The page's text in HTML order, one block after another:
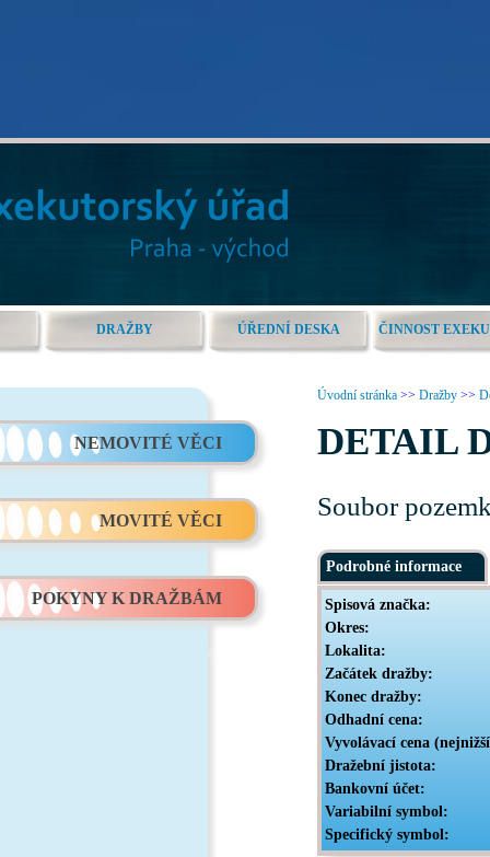
DRAŽBY ÚŘEDNÍ DESKA ČINNOST
NEMOVITÉ VĚCI
MOVITÉ VĚCI
POKYNY K DRAŽBÁM
Úvodní stránka >> Dražby >>
DETAIL
Soubor
Podrobné informace
Spisová značka:
Okres:
Lokalita:
Začátek dražby:
Konec dražby:
Odhadní cena:
Vyvolávací cena
Dražební jistota:
Bankovní účet:
Variabilní symbol:
Specifický symbol: